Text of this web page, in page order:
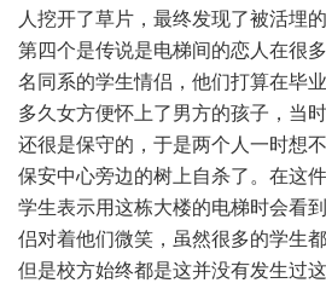
人挖开了草片，最终发现了被活埋
第四个是传说是电梯间的恋人在很
名同系的学生情侣，他们打算在毕
多久女方便怀上了男方的孩子，当
还很是保守的，于是两个人一时想
保安中心旁边的树上自杀了。在这
学生表示用这栋大楼的电梯时会看
侣对着他们微笑，虽然很多的学生
但是校方始终都是这并没有发生过这